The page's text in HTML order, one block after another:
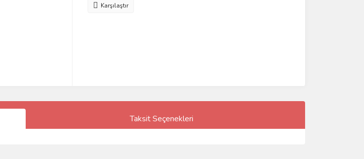
Karşılaştır
Taksit Seçenekleri